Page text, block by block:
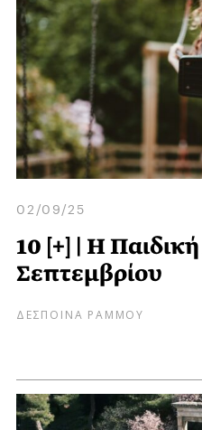
02/09/25
10 [+] | Η
Σεπτεμβρίου
ΔΕΣΠΟΙΝΑ ΡΑΜΜΟΥ